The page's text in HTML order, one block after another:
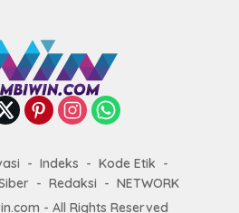
Indeks
Kode Etik
Redaksi
NETWORK
- All Rights Reserved